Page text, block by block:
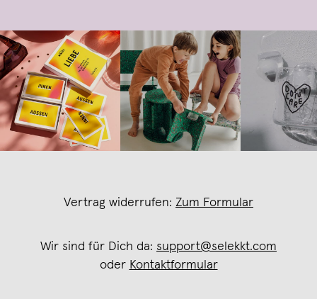
Vertrag widerrufen: Zum Formular
Wir sind für Dich da: support@selekkt.com
oder Kontaktformular